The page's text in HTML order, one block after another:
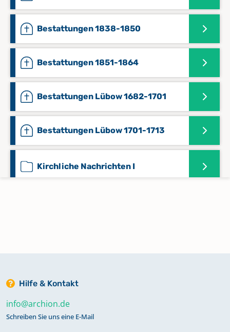
Bestattungen 1838-1850
Bestattungen 1851-1864
Bestattungen Lübow 1682-1701
Bestattungen Lübow 1701-1713
Kirchliche Nachrichten I
Konfirmationen 1851-1864
Hilfe & Kontakt
info@archion.de
Schreiben Sie uns eine E-Mail